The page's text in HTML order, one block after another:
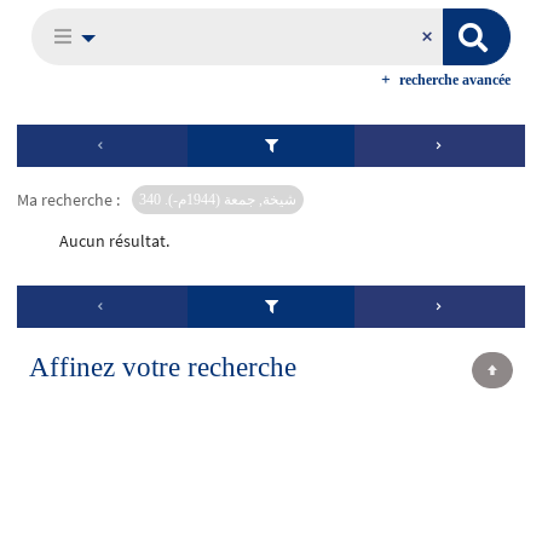
recherche avancée
Ma recherche : شيخة, جمعة (1944م-). 340
Aucun résultat.
Affinez votre recherche